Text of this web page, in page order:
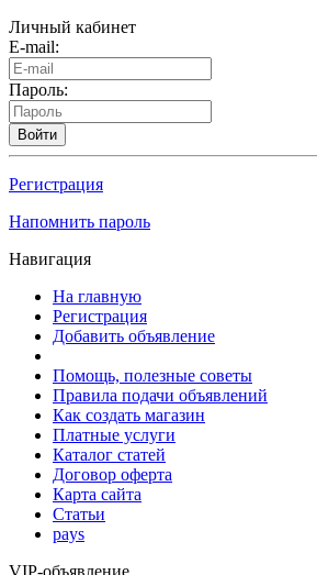
Личный кабинет
E-mail:
Пароль:
Войти
Регистрация
Напомнить пароль
Навигация
На главную
Регистрация
Добавить объявление
Помощь, полезные советы
Правила подачи объявлений
Как создать магазин
Платные услуги
Каталог статей
Договор оферта
Карта сайта
Статьи
pays
VIP-объявление